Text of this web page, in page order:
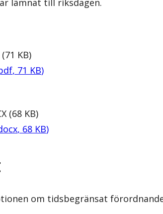
(71 KB)
, 71 KB)
(68 KB)
, 68 KB)
om tidsbegränsat